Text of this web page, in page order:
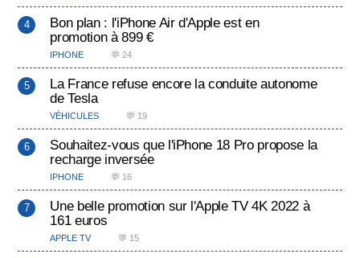
Bon plan : l'iPhone Air d'Apple est en
promotion à 899 €
IPHONE 💬 24
La France refuse encore la conduite autonome
de Tesla
VÉHICULES 💬 19
Souhaitez-vous que l'iPhone 18 Pro propose la
recharge inversée
IPHONE 💬 16
Une belle promotion sur l'Apple TV 4K 2022 à
161 euros
APPLE TV 💬 15